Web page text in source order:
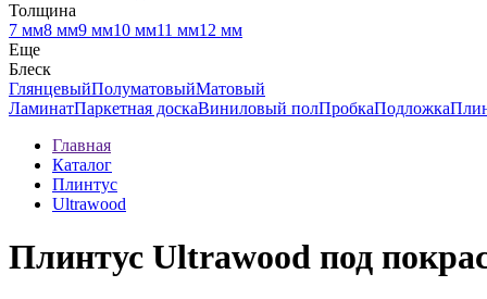
Толщина
7 мм8 мм9 мм10 мм11 мм12 мм
Еще
Блеск
ГлянцевыйПолуматовыйМатовый
ЛаминатПаркетная доскаВиниловый полПробкаПодложка
Главная
Каталог
Плинтус
Ultrawood
Плинтус Ultrawood под